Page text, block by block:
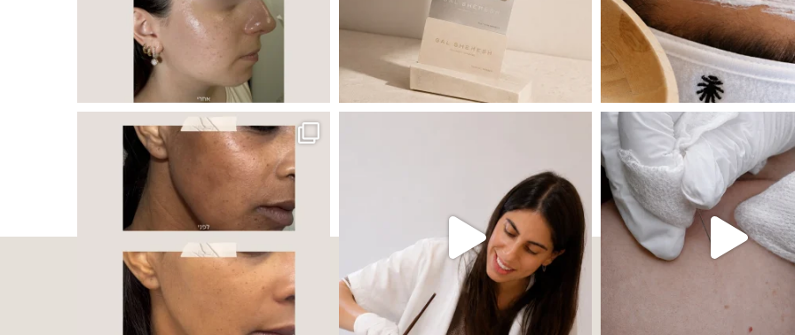
שהעור פשוט צריך לעצור רגע, לנשום ולהתאזן תהליך אחד שיכול לעשות הבדל גדול במראה ובאיכות העור